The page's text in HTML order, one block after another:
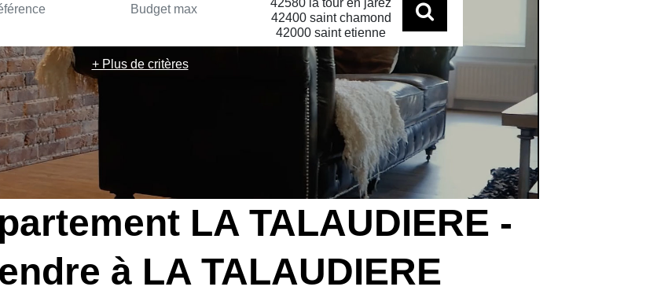
+ Plus de critères
LA TALAUDIERE -
à LA TALAUDIERE